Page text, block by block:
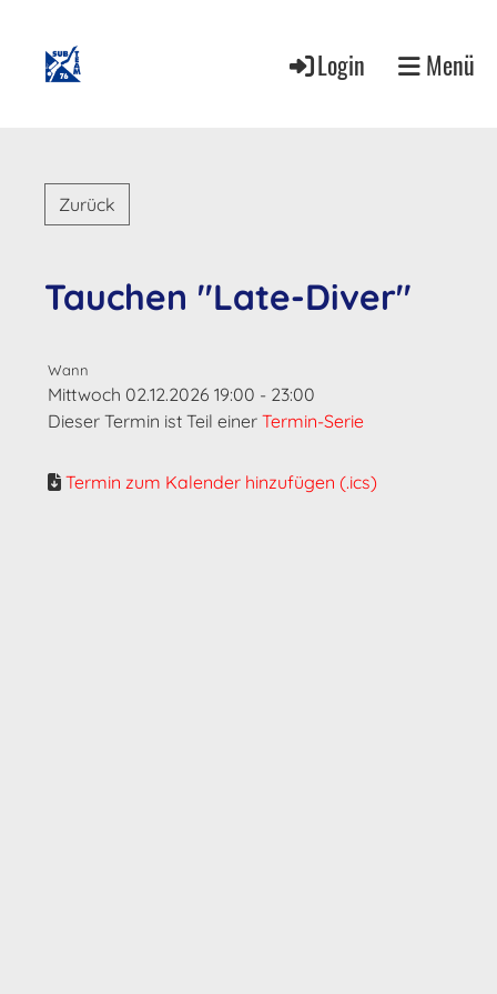
Login Menü
Zurück
Tauchen "Late-Diver"
Wann
Mittwoch 02.12.2026 19:00 - 23:00
Dieser Termin ist Teil einer Termin-Serie
Termin zum Kalender hinzufügen (.ics)